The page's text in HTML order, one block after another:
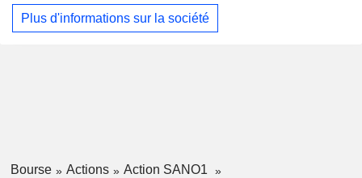
métalliques. Les produits d'entretien comprennent des
éponges, des brosses, des détergents et d'autres articles
Plus d'informations sur la société
Bourse Actions
Action SANO1